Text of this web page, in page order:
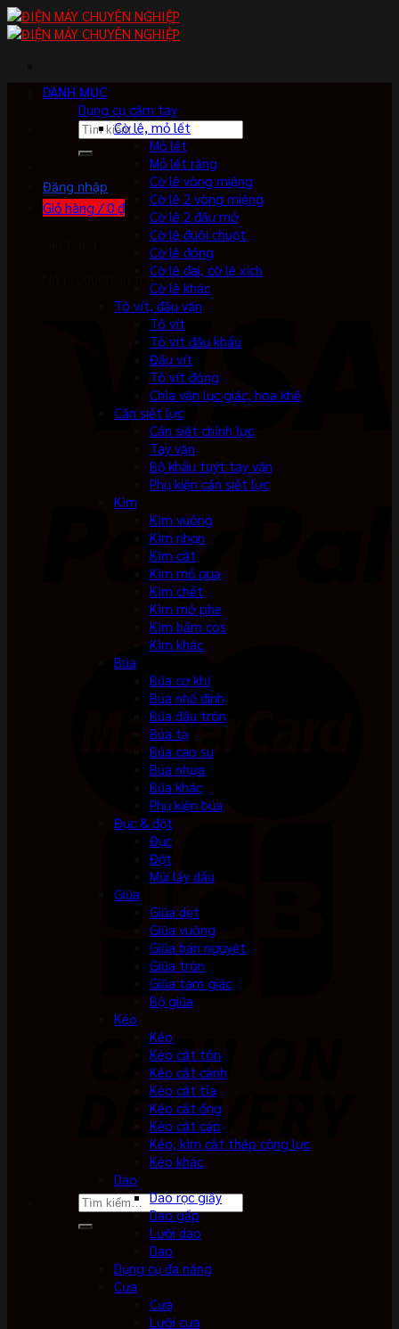
Skip
to
Tìm
kiếm:
Đăng nhập
Giỏ hàng /0 ₫
No products in the cart.
Tìm
DANH MỤC
Dụng cụ cầm tay
Cờ lê, mỏ lết
Mỏ lết
Mỏ lết răng
Cờ lê vòng miệng
Cờ lê 2 vòng miệng
Cờ lê 2 đầu mở
Cờ lê đuôi chuột
Cờ lê đóng
Cờ lê đai, cờ lê xích
Cờ lê khác
Tô vít, đầu vặn
Tô vít
Tô vít đầu khẩu
Đầu vít
Tô vít đóng
Chìa vặn lục giác, hoa khế
Cần siết lực
Cần siết chỉnh lực
Tay vặn
Bộ khẩu tuýt tay vặn
Phụ kiện cần siết lực
Kìm
Kìm vuông
Kìm nhọn
Kìm cắt
Kìm mỏ quạ
Kìm chết
Kìm mở phe
Kìm bấm cos
Kìm khác
Búa
Búa cơ khí
Búa nhổ đinh
Búa đầu tròn
Búa tạ
Búa cao su
Búa nhựa
Búa khác
Phụ kiện búa
Đục & đột
Đục
Đột
Mũi lấy dấu
Giũa
Giũa dẹt
Giũa vuông
Giũa bán nguyệt
Giũa tròn
Giũa tam giác
Bộ giũa
Kéo
Kéo
Kéo cắt tôn
Kéo cắt cành
Kéo cắt tỉa
Kéo cắt ống
Kéo cắt cáp
Kéo, kìm cắt thép cộng lực
Kéo khác
Dao
Dao rọc giấy
Dao gấp
Lưỡi dao
Dao
Dụng cụ đa năng
Cưa
Cưa
Lưỡi cưa